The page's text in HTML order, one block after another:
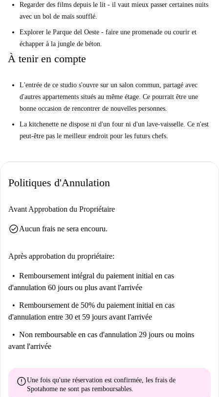
Regarder des films depuis le lit - il vaut mieux passer certaines nuits
avec un bol de maïs soufflé.
Explorer le Parque del Oeste - faire une promenade ou courir et
échapper à la jungle de béton.
À tenir en compte
L'entrée de ce studio s'ouvre sur un salon commun, partagé avec
d'autres appartements situés au même étage. Ce pourrait être une
bonne occasion de rencontrer de nouvelles personnes.
La kitchenette ne dispose ni d'un four ni d'un lave-vaisselle. Ce n'est
peut-être pas le meilleur endroit pour les futurs chefs.
Politiques d'Annulation
Avant Approbation du Propriétaire
check_circleAucun frais ne sera encouru.
Après approbation du propriétaire:
Remboursement intégral du paiement initial en cas
d'annulation 60 jours ou plus avant l'arrivée
Remboursement de 50% du paiement initial en cas
d'annulation entre 30 et 59 jours avant l'arrivée
Non remboursable en cas d'annulation 29 jours ou moins
avant l'arrivée
errorUne fois qu'une réservation est confirmée, les frais de
Spotahome ne sont pas remboursables.